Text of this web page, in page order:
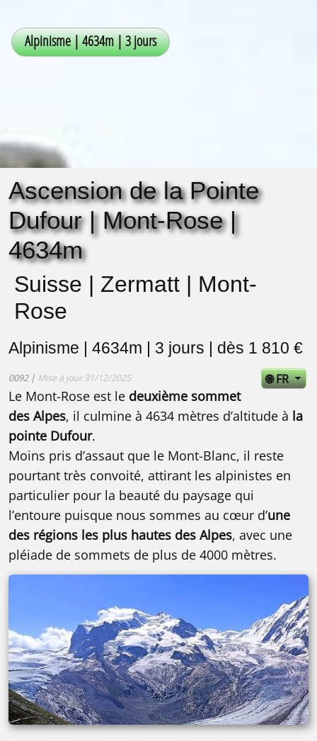
Ascension de la Pointe
Dufour | Mont-Rose |
4634m
Suisse | Zermatt | Mont-
Rose
Alpinisme | 4634m | 3 jours | dès 1 810 €
0092 | Mise à jour 31/12/2025 🌐 FR
Le Mont-Rose est le deuxième sommet
des Alpes, il culmine à 4634 mètres d’altitude à la
pointe Dufour.
Moins pris d’assaut que le Mont-Blanc, il reste
pourtant très convoité, attirant les alpinistes en
particulier pour la beauté du paysage qui
l’entoure puisque nous sommes au cœur d’une
des régions les plus hautes des Alpes, avec une
pléiade de sommets de plus de 4000 mètres.